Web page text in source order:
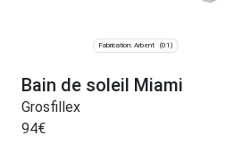
Fabrication: Arbent (01)
Bain de soleil Miami
Grosfillex
94€